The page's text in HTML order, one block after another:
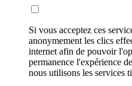
Si vous acceptez ces
anonymement les clics
internet afin de pouvoir
permanence l'expérience
nous utilisons les services